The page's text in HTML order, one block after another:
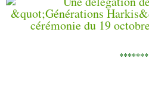
*******